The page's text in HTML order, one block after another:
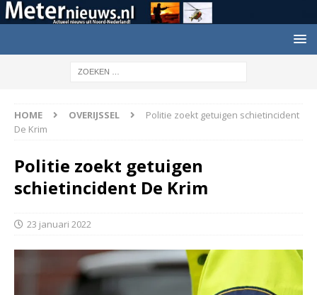
HOME OVERIJSSEL
Politie zoekt getuigen schietincident
De Krim
Politie zoekt getuigen
schietincident De Krim
23 januari 2022